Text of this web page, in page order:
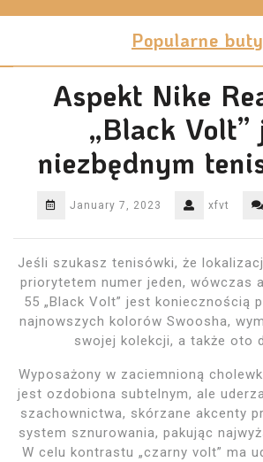
Popularne buty
Aspekt Nike
„Black Volt”
niezbędnym
January 7, 2023 xfvt
Jeśli szukasz tenisówki, że
priorytetem numer jeden, wówczas
55 „Black Volt” jest koniecznością
najnowszych kolorów Swoosha,
swojej kolekcji, a także oto
Wyposażony w zaciemnioną
jest ozdobiona subtelnym, ale
szachownictwa, skórzane akcenty
system sznurowania, pakując
W celu kontrastu „czarny volt” ma